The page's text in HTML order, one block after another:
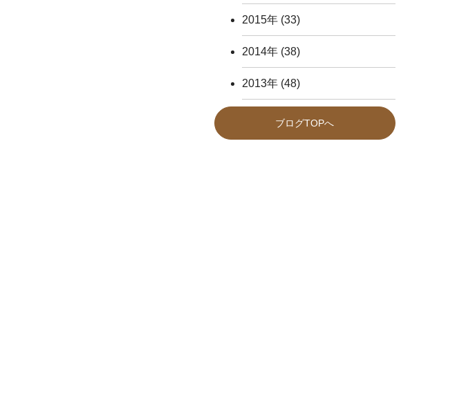
2015年(33)
2014年(38)
2013年(48)
ブログTOPへ